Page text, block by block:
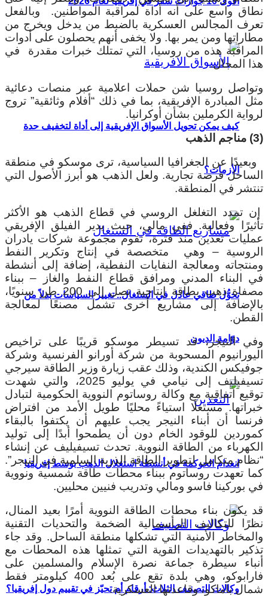
كيف يمكن تحويل الأسواق الإفريقية إلى أداة لتخفيف حدة
الأزمات؟
تحوُّل طاقي عادل في السنغال.. تغيير السياسات بدلاً من
دوّامة الديون
انعدام الحوكمة في أنشطة استغلال الذهب بوسط إفريقيا
وكالات التصنيف الثلاث: أرقام أم تحيّز في تقييم دول إفريقيا؟
نطاق واسع على أنه أداة لمراقبة المواطنين. وبالفعل
تعرف المجالس العسكرية بالضبط من يدخل ويخرج من
مطاراتها ومن يمر بها. ولا يخفى أنهم يحصلون على أدوات
المراقبة هذه من روسيا، التي تمتلك خبرات مقدرة في
هذا المجال.
وتواصل روسيا شن حملات اعلامية عبر منصات دعائية
مثل المبادرة الإفريقية، بما في ذلك “أفلام وثائقية” تروج
لرواية الكرملين بشأن أوكرانيا.
(3) مناجم الذهب
وبعيدًا عن الجغرافيا السياسية، ترى موسكو في منطقة
الساحل فرصة تجارية. ولعل الذهب هو أبرز الأصول التي
تنتشر في المنطقة.
إن تمدد التغلغل الروسي في قطاع الذهب هو الأكثر
تأثيرًا وفعالية. ففي مالي، حيث يدير الفيلق الإفريقي
عمليات تعدين منذ فترة، تقوم مجموعة شركات يادران
الروسية – وهي متخصصة في إنتاج وتكرير النفط
ومنتجاته ومعالجة النفايات النفطية، إضافة إلى أنشطة
في البناء المدني ومرافق قطاع النفط والغاز – ببناء
مصفاة ذهب بطاقة إنتاجية تصل إلى 200 طن سنويًا،
بالإضافة إلى مشاريع أخرى تشمل مصنعًا لمعالجة
القطن.
وفي النيجر، قد تسيطر موسكو قريبًا على تراخيص
اليورانيوم المسحوبة من شركة أورانو الفرنسية وشركة
جوفيكس الكندية، وذلك عقب زيارة وزير الطاقة سيرجي
تسيفيليف إلى نيامي في يوليو 2025، والتي شهدت
توقيع اتفاقية مع وكالة روساتوم النووية الحكومية لتبادل
خبراتها. مستغلًا استياءً محليًا طويل الأمد من افتراض
فرنسا أن أبناء النيجر يجب عليهم أن يكتفوا بالبقاء
كموردين للوقود الخام دون أن يطمحوا أبدًا إلى توليد
الكهرباء من الطاقة النووية. تحدث تسيفيليف عن إنشاء
“نظام متكامل لتطوير الطاقة الذرية السلمية في النيجر”.
كما تعهدت روساتوم ببناء محطات طاقة شمسية ونووية
في بوركينا فاسو ومالي وتدريب فنيين محليين.
قد يكون بناء محطات الطاقة النووية أمرًا بعيد المنال،
نظرًا للتكاليف الرأسمالية الضخمة والتحديات التقنية
والمخاطر الأمنية التي تشكلها منطقة الساحل. وقد جاء
تذكير بالتهديدات القوية التي تمثلها هذه المحطات مع
أنباء سيطرة جماعة نصرة الإسلام والمسلمين على
فارابوكو، وهي بلدة تقع على بُعد 400 كيلومتر فقط
شمال باماكو، وقاعدتها العسكرية.